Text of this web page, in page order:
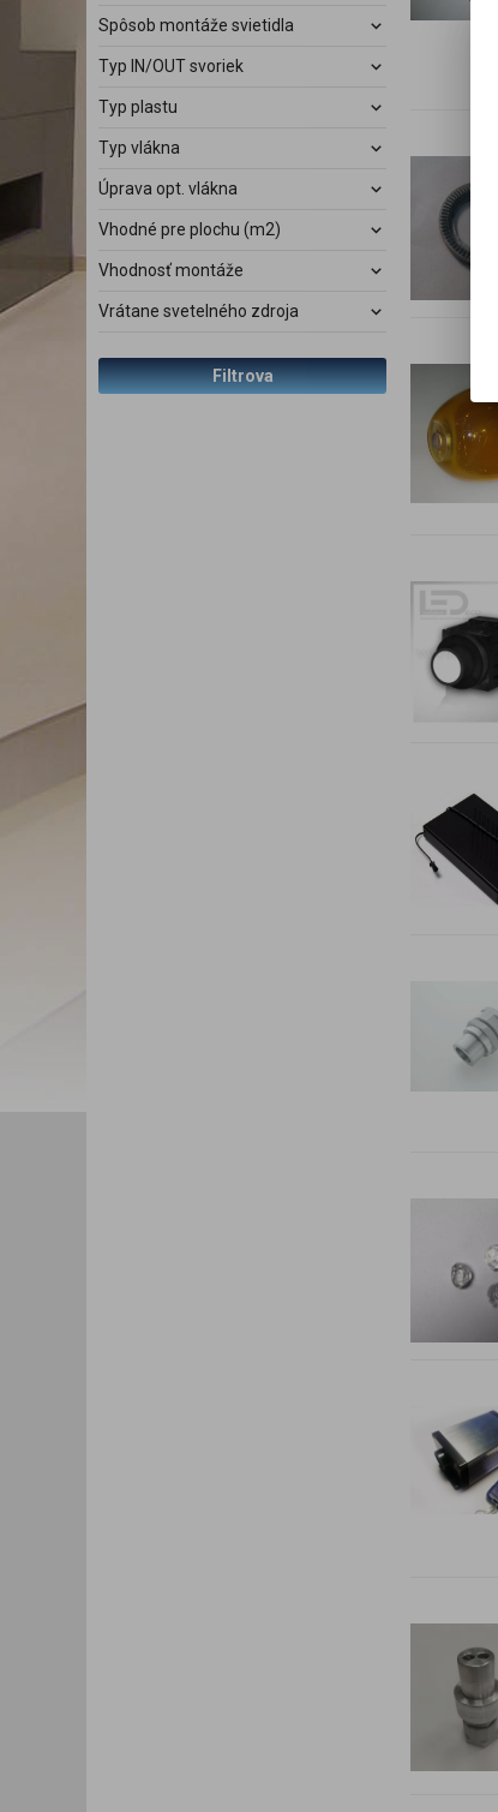
Spôsob montáže svietidla
Typ IN/OUT svoriek
Typ plastu
Typ vlákna
Úprava opt. vlákna
Vhodné pre plochu (m2)
Vhodnosť montáže
Vrátane svetelného zdroja
Filtrova